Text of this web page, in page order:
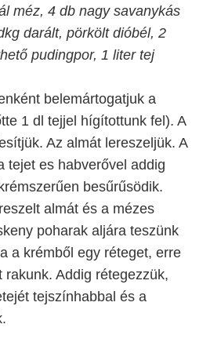
méz, 4 db nagy savanykás
darált, pörkölt dióbél, 2
pudingpor, 1 liter tej
belemártogatjuk a
1 dl tejjel hígítottunk fel). A
Az almát lereszeljük. A
tejet es habverővel addig
besűrűsödik.
almát és a mézes
poharak aljára teszünk
a krémből egy réteget, erre
rakunk. Addig rétegezzük,
tejszínhabbal és a